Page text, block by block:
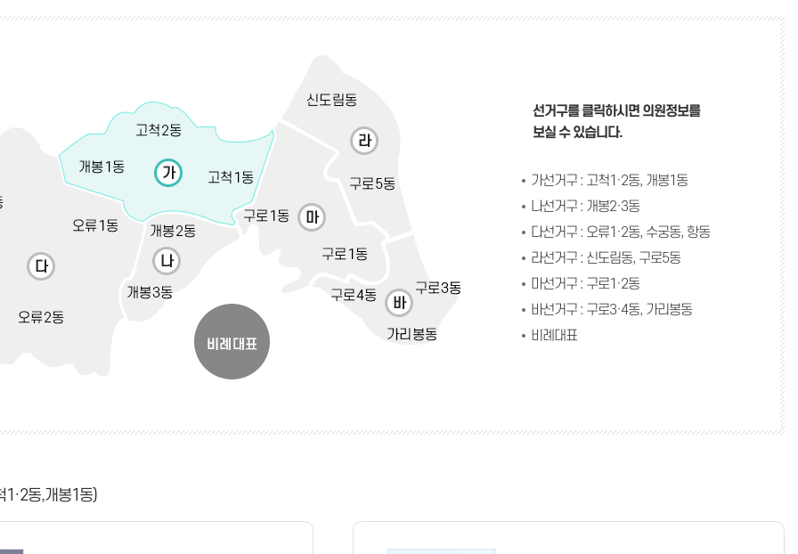
의안통계 의회용어사전
선거구를 클릭하시면 의원정보를
보실 수 있습니다.
가선거구 : 고척1·2동, 개봉1동
나선거구 : 개봉2·3동
다선거구 : 오류1·2동, 수궁동, 항동
라선거구 : 신도림동, 구로5동
마선거구 : 구로1·2동
바선거구 : 구로3·4동, 가리봉동
비례대표
1·2동,개봉1동)